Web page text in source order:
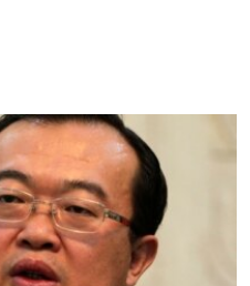
CỦA MỸ: QUÁ KHỨ VÀ HIỆN
DẢI GAZA